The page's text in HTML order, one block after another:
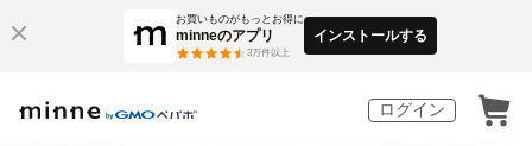
お買いものがもっとお得に
minneのアプリ
3万件以上
インストールする
ログイン